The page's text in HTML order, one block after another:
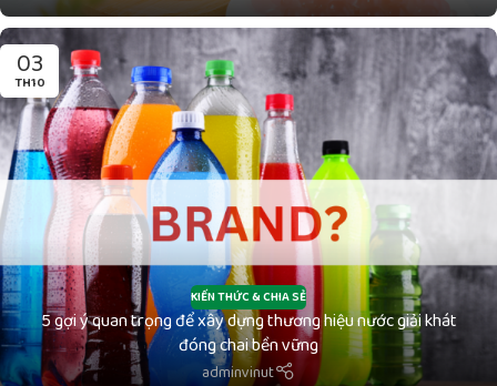
03
TH10
KIẾN THỨC & CHIA SẺ
5 gợi ý quan trọng để xây dựng thương hiệu nước giải khát
đóng chai bền vững
adminvinut